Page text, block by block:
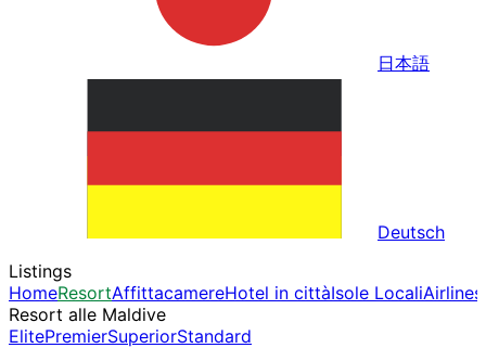
日本語
Deutsch
Listings
HomeResortAffittacamereHotel in cittàIsole LocaliAirlines
Resort alle Maldive
ElitePremierSuperiorStandard